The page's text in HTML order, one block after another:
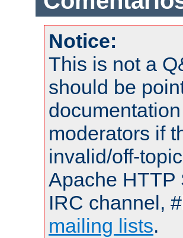
Notice:
This is not a
should be
moderators if
invalid/off-
Apache HTTP
IRC channel,
mailing lists.